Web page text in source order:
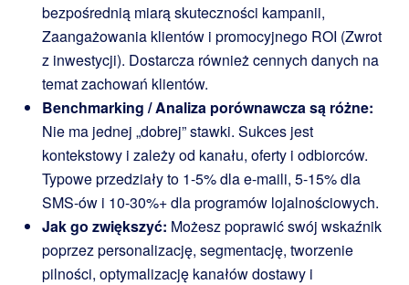
bezpośrednią miarą skuteczności kampanii,
Zaangażowania klientów i promocyjnego ROI (Zwrot
z inwestycji). Dostarcza również cennych danych na
temat zachowań klientów.
Benchmarking / Analiza porównawcza są różne:
Nie ma jednej „dobrej” stawki. Sukces jest
kontekstowy i zależy od kanału, oferty i odbiorców.
Typowe przedziały to 1-5% dla e-maili, 5-15% dla
SMS-ów i 10-30%+ dla programów lojalnościowych.
Jak go zwiększyć: Możesz poprawić swój wskaźnik
poprzez personalizację, segmentację, tworzenie
pilności, optymalizację kanałów dostawy i